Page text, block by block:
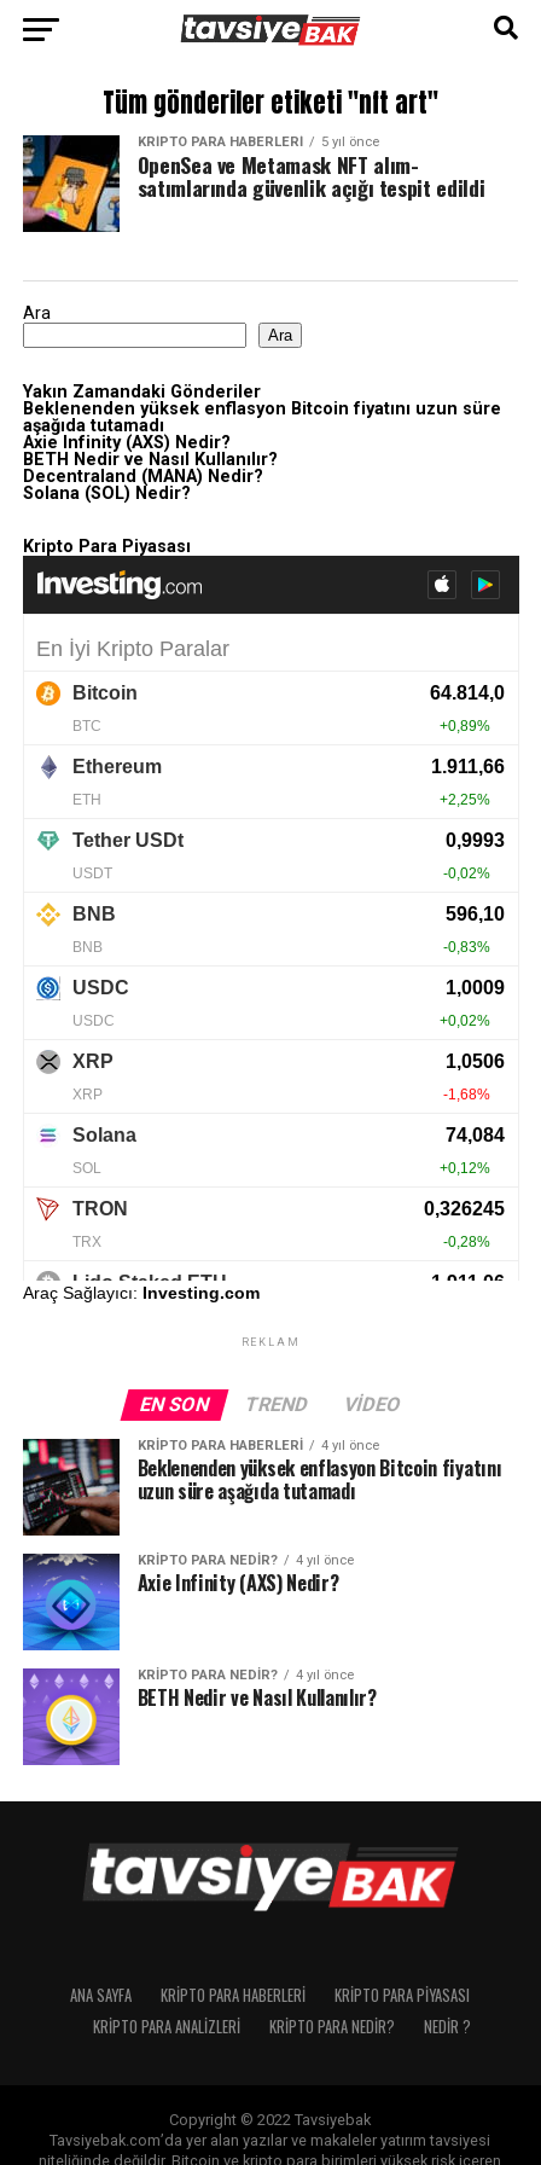
Tüm gönderiler etiketi "nft art"
KRIPTO PARA HABERLERI 5 yıl önce
OpenSea ve Metamask NFT alım-
satımlarında güvenlik açığı tespit edildi
Ara
Ara
Yakın Zamandaki Gönderiler
Beklenenden yüksek enflasyon Bitcoin fiyatını uzun süre
aşağıda tutamadı
Axie Infinity (AXS) Nedir?
BETH Nedir ve Nasıl Kullanılır?
Decentraland (MANA) Nedir?
Solana (SOL) Nedir?
Kripto Para Piyasası
Araç Sağlayıcı: Investing.com
REKLAM
EN SON TREND VIDEO
KRIPTO PARA HABERLERI 4 yıl önce
Beklenenden yüksek enflasyon Bitcoin fiyatını
uzun süre aşağıda tutamadı
KRIPTO PARA NEDIR? 4 yıl önce
Axie Infinity (AXS) Nedir?
KRIPTO PARA NEDIR? 4 yıl önce
BETH Nedir ve Nasıl Kullanılır?
ANA SAYFA KRIPTO PARA HABERLERI
KRIPTO PARA PIYASASI
KRIPTO PARA ANALIZLERI
KRIPTO PARA NEDIR? NEDIR ?
Copyright © 2022 Tavsiyebak
Tavsiyebak.com’da yer alan yazılar ve makaleler yatırım tavsiyesi
niteliğinde değildir. Bitcoin ve kripto para birimleri yüksek risk içeren